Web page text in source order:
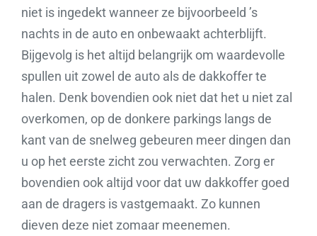
niet is ingedekt wanneer ze bijvoorbeeld ’s
nachts in de auto en onbewaakt achterblijft.
Bijgevolg is het altijd belangrijk om waardevolle
spullen uit zowel de auto als de dakkoffer te
halen. Denk bovendien ook niet dat het u niet zal
overkomen, op de donkere parkings langs de
kant van de snelweg gebeuren meer dingen dan
u op het eerste zicht zou verwachten. Zorg er
bovendien ook altijd voor dat uw dakkoffer goed
aan de dragers is vastgemaakt. Zo kunnen
dieven deze niet zomaar meenemen.